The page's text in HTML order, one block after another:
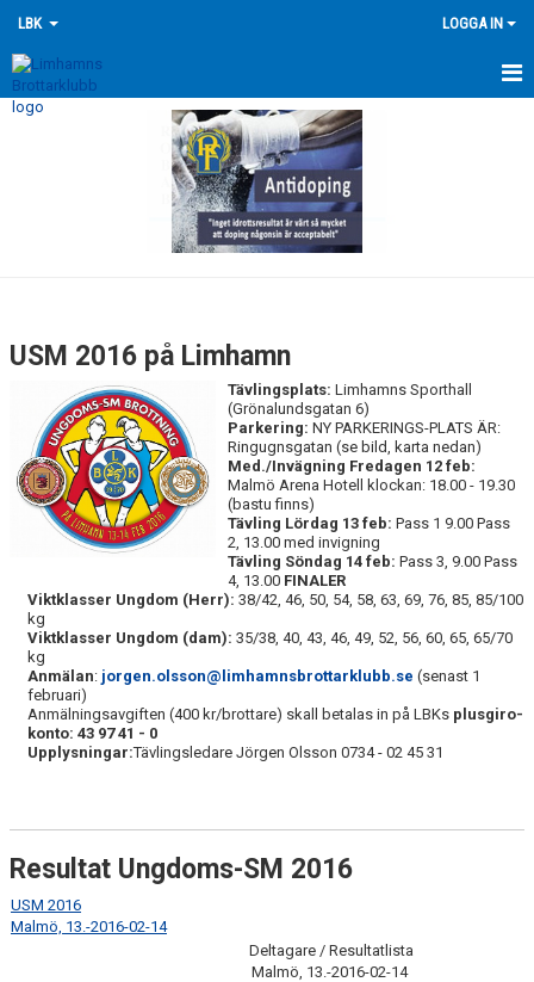
LBK LOGGA IN
HEM
TÄVLINGSKALENDERN
HISTORIK
LANDSKAMP 1990
LBK - DÅ TILL NU
SKÅNSKA MÄSTERSKAPEN 2015
USM - 2016
TIDNINGSURKLIPP
DM PÅ LIMHAMN 2023
USM 2016 på Limhamn
Tävlingsplats: Limhamns Sporthall
(Grönalundsgatan 6)
Parkering: NY PARKERINGS-PLATS ÄR:
Ringugnsgatan (se bild, karta nedan)
Med./Invägning Fredagen 12 feb:
Malmö Arena Hotell klockan: 18.00 - 19.30
(bastu finns)
Tävling Lördag 13 feb: Pass 1 9.00 Pass
2, 13.00 med invigning
Tävling Söndag 14 feb: Pass 3, 9.00 Pass
4, 13.00 FINALER
Viktklasser Ungdom (Herr): 38/42, 46, 50, 54, 58, 63, 69, 76, 85, 85/100
kg
Viktklasser Ungdom (dam): 35/38, 40, 43, 46, 49, 52, 56, 60, 65, 65/70
kg
Anmälan: jorgen.olsson@limhamnsbrottarklubb.se (senast 1
februari)
Anmälningsavgiften (400 kr/brottare) skall betalas in på LBKs plusgiro-
konto: 43 97 41 - 0
Upplysningar:Tävlingsledare Jörgen Olsson 0734 - 02 45 31
Resultat Ungdoms-SM 2016
USM 2016
Malmö, 13.-2016-02-14
Deltagare / Resultatlista
Malmö, 13.-2016-02-14